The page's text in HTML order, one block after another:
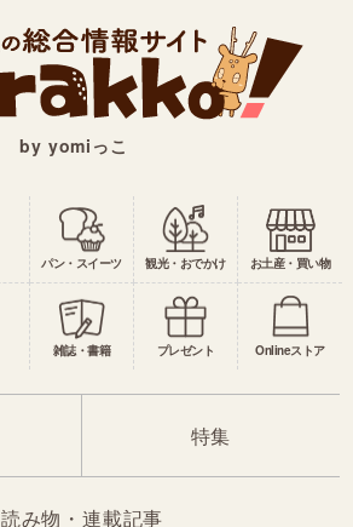
by yomiっこ
パン・スイーツ 観光・おでかけ お土産・買い物
雑誌・書籍 プレゼント Onlineストア
特集
読み物・連載記事